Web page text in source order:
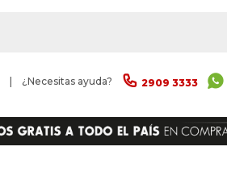
¿Necesitas ayuda? 2909 3333